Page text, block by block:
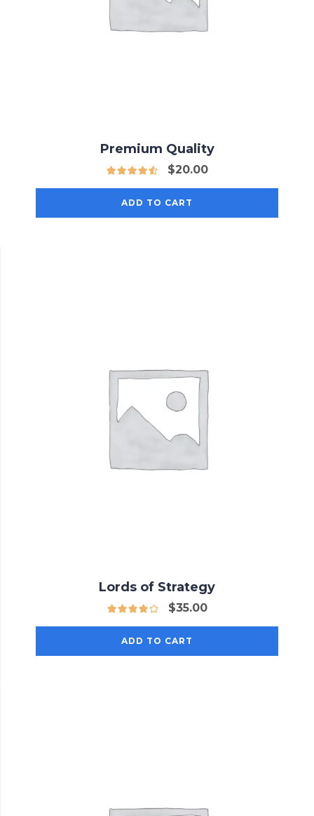
Premium Quality
$20.00
ADD TO CART
Lords of Strategy
$35.00
ADD TO CART